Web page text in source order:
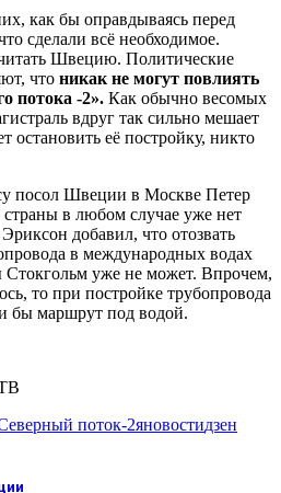
как бы оправдываясь перед
сделали всё необходимое.
Швецию. Политические
что никак не могут повлиять
потока -2». Как обычно весомых
вдруг так сильно мешает
её постройку, никто
посол Швеции в Москве Петер
в любом случае уже нет
добавил, что отозвать
в международных водах
Стокгольм уже не может. Впрочем,
то при постройке трубопровода
бы маршрут под водой.
поток-2яновостидзен